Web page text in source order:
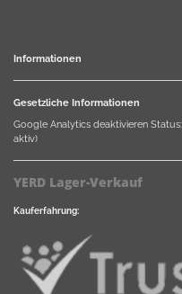
Informationen
Gesetzliche Informationen
Google Analytics deaktivieren
aktiv)
YERD Lager-Verkauf
Kauferfahrung: